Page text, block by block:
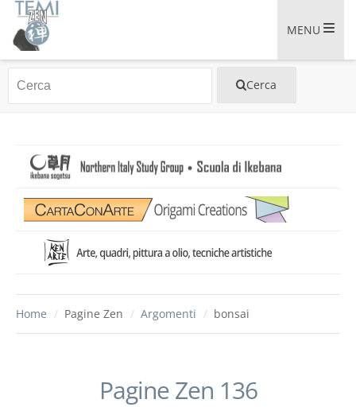
MENU
Home / Pagine Zen / Argomenti / bonsai
Pagine Zen 136